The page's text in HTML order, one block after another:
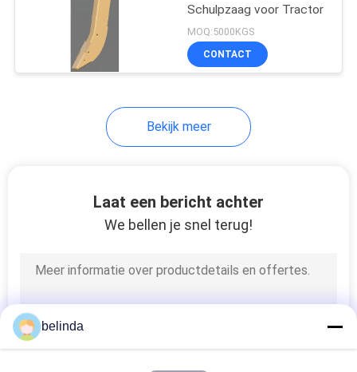
Schulpzaag voor Tractor
MOQ:5000KGS
CONTACT
Bekijk meer
Laat een bericht achter
We bellen je snel terug!
belinda